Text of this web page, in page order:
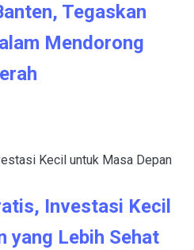
Tegaskan
Mendorong
Investasi Kecil
yang Lebih Sehat